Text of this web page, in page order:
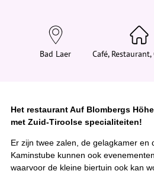
e
h
e
Bad Laer Café,
Het restaurant Auf Blombergs
met Zuid-Tiroolse specialiteiten!
Er zijn twee zalen, de gelagkamer en
Kaminstube kunnen ook
waarvoor de kleine biertuin ook kan